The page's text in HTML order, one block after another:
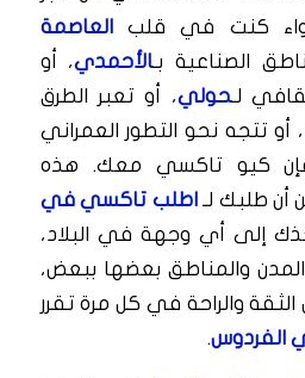
كنت في قلب
العاصمة
الصناعية بـالأحمدي، أو
لـحولي، أو تعبر الطرق
، أو تتجه نحو التطور العمراني
كيو تاكسي معك. هذه
أن طلبك لـ اطلب تاكسي في
إلى أي وجهة في البلاد،
المدن والمناطق بعضها ببعض،
والراحة في كل مرة تقرر
الفردوس.